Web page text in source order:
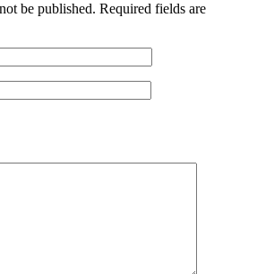
be published. Required fields are